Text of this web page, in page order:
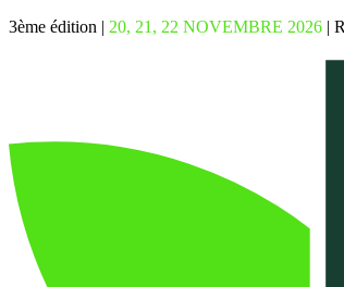
3ème édition | 20, 21, 22 NOVEMBRE 2026 |